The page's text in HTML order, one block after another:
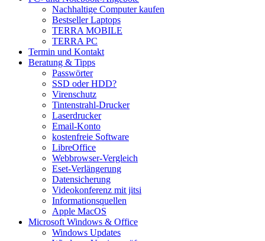
Nachhaltige Computer kaufen
Bestseller Laptops
TERRA MOBILE
TERRA PC
Termin und Kontakt
Beratung & Tipps
Passwörter
SSD oder HDD?
Virenschutz
Tintenstrahl-Drucker
Laserdrucker
Email-Konto
kostenfreie Software
LibreOffice
Webbrowser-Vergleich
Eset-Verlängerung
Datensicherung
Videokonferenz mit jitsi
Informationsquellen
Apple MacOS
Microsoft Windows & Office
Windows Updates